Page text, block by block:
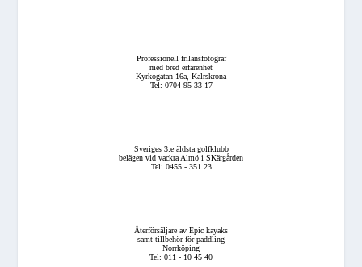
Professionell frilansfotograf
med bred erfarenhet
Kyrkogatan 16a, Kalrskrona
Tel: 0704-95 33 17
Sveriges 3:e äldsta golfklubb
belägen vid vackra Almö i SKärgården
Tel: 0455 - 351 23
Återförsäljare av Epic kayaks
samt tillbehör för paddling
Norrköping
Tel: 011 - 10 45 40